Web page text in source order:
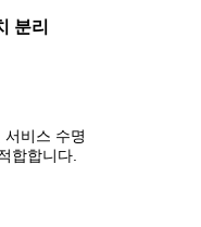
분리
서비스 수명
합합니다.